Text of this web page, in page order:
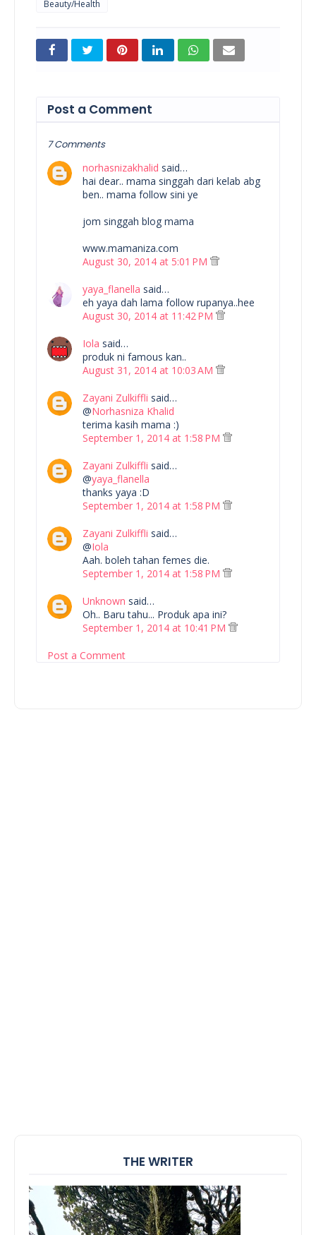
Beauty/Health
Post a Comment
7 Comments
norhasnizakhalid said…
hai dear.. mama singgah dari kelab abg
ben.. mama follow sini ye
jom singgah blog mama
www.mamaniza.com
August 30, 2014 at 5:01 PM
yaya_flanella said…
eh yaya dah lama follow rupanya..hee
August 30, 2014 at 11:42 PM
Iola said…
produk ni famous kan..
August 31, 2014 at 10:03 AM
Zayani Zulkiffli said…
@Norhasniza Khalid
terima kasih mama :)
September 1, 2014 at 1:58 PM
Zayani Zulkiffli said…
@yaya_flanella
thanks yaya :D
September 1, 2014 at 1:58 PM
Zayani Zulkiffli said…
@Iola
Aah. boleh tahan femes die.
September 1, 2014 at 1:58 PM
Unknown said…
Oh.. Baru tahu... Produk apa ini?
September 1, 2014 at 10:41 PM
Post a Comment
THE WRITER